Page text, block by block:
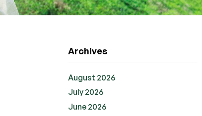
Archives
August 2026
July 2026
June 2026